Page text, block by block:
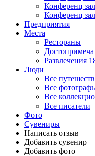
Конференц
Конференц
Предприятия
Места
Рестораны
Развлечения
Люди
Все
Все
Все
Все писатели
Фото
Сувениры
Написать отзыв
Добавить сувенир
Добавить фото